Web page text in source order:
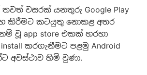
වසරක් යනතුරු Google Play
කිරීමට කටයුතු නොකළ අතර
නම් වූ app store එකක් හරහා
කරගැනීමට පළමු Android
අවස්ථාව හිමි වුණා.